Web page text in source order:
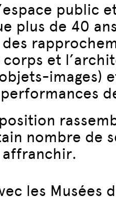
public
plus de 40
et
images)
nombre de
affranchir.
les Musées